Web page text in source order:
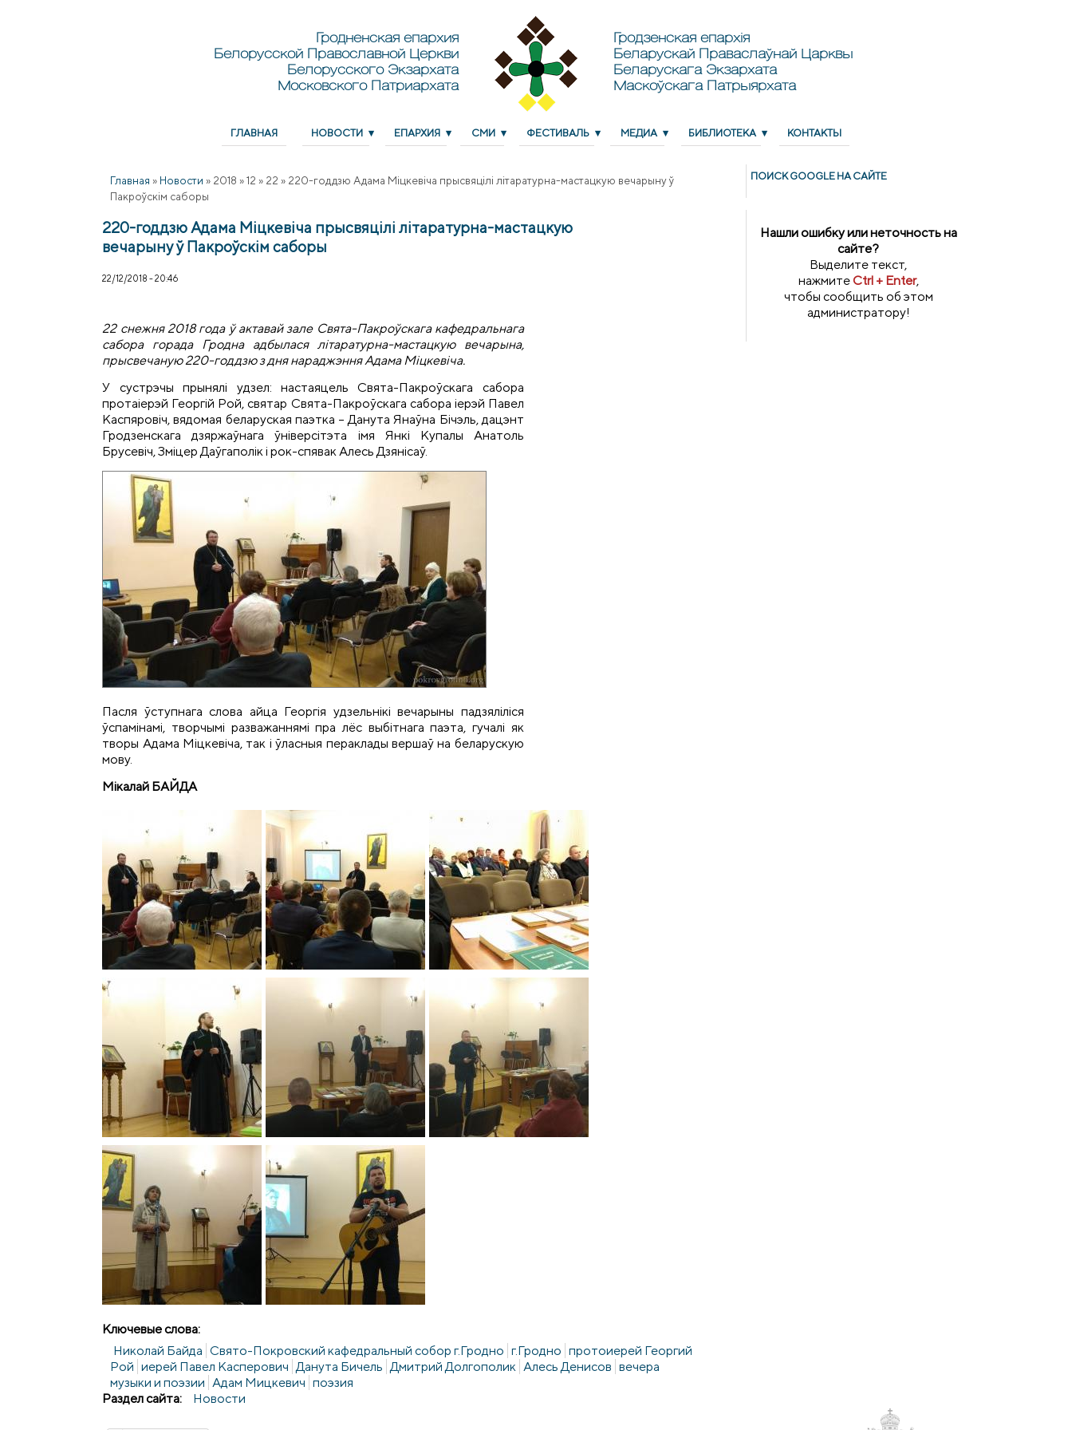
Гродненская епархия
Белорусской Православной Церкви
Белорусского Экзархата
Московского Патриархата
Гродзенская епархія
Беларускай Праваслаўнай Царквы
Беларускага Экзархата
Маскоўскага Патрыярхата
ГЛАВНАЯ НОВОСТИ ЕПАРХИЯ СМИ ФЕСТИВАЛЬ МЕДИА БИБЛИОТЕКА КОНТАКТЫ
Главная » Новости » 2018 » 12 » 22 » 220-годдзю Адама Міцкевіча прысвяцілі літаратурна-мастацкую вечарыну ў
Пакроўскім саборы
220-годдзю Адама Міцкевіча прысвяцілі літаратурна-мастацкую
вечарыну ў Пакроўскім саборы
22/12/2018 - 20:46
22 снежня 2018 года ў актавай зале Свята-Пакроўскага кафедральнага
сабора горада Гродна адбылася літаратурна-мастацкую вечарына,
прысвечаную 220-годдзю з дня нараджэння Адама Міцкевіча.
У сустрэчы прынялі удзел: настаяцель Свята-Пакроўскага сабора
протаіерэй Георгій Рой, святар Свята-Пакроўскага сабора іерэй Павел
Каспяровіч, вядомая беларуская паэтка – Данута Янаўна Бічэль, дацэнт
Гродзенскага дзяржаўнага ўніверсітэта імя Янкі Купалы Анатоль
Брусевіч, Зміцер Даўгаполік і рок-спявак Алесь Дзянісаў.
Пасля ўступнага слова айца Георгія удзельнікі вечарыны падзяліліся
ўспамінамі, творчымі разважаннямі пра лёс выбітнага паэта, гучалі як
творы Адама Міцкевіча, так і ўласныя пераклады вершаў на беларускую
мову.
Мікалай БАЙДА
Ключевые слова:
Николай Байда Свято-Покровский кафедральный собор г.Гродно г.Гродно протоиерей Георгий
Рой иерей Павел Касперович Данута Бичель Дмитрий Долгополик Алесь Денисов вечера
музыки и поэзии Адам Мицкевич поэзия
Раздел сайта:
Новости
ПОИСК GOОGLE НА САЙТЕ
Нашли ошибку или неточность на
сайте?
Выделите текст,
нажмитеCtrl + Enter,
чтобы сообщить об этом
администратору!